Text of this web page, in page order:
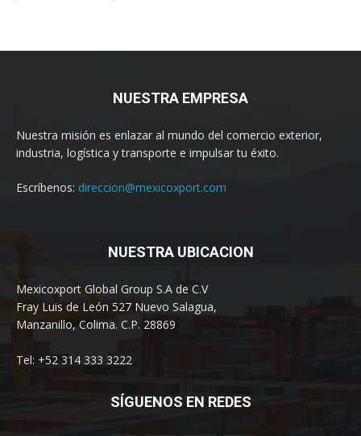
NUESTRA EMPRESA
Nuestra misión es enlazar al mundo del comercio exterior,
industria, logística y transporte e impulsar tu éxito.
Escríbenos: direccion@mexicoxport.com
NUESTRA UBICACION
Mexicoxport Global Group S.A de C.V
Fray Luis de León 527 Nuevo Salagua,
Manzanillo, Colima. C.P. 28869
Tel: +52 314 333 3222
SÍGUENOS EN REDES